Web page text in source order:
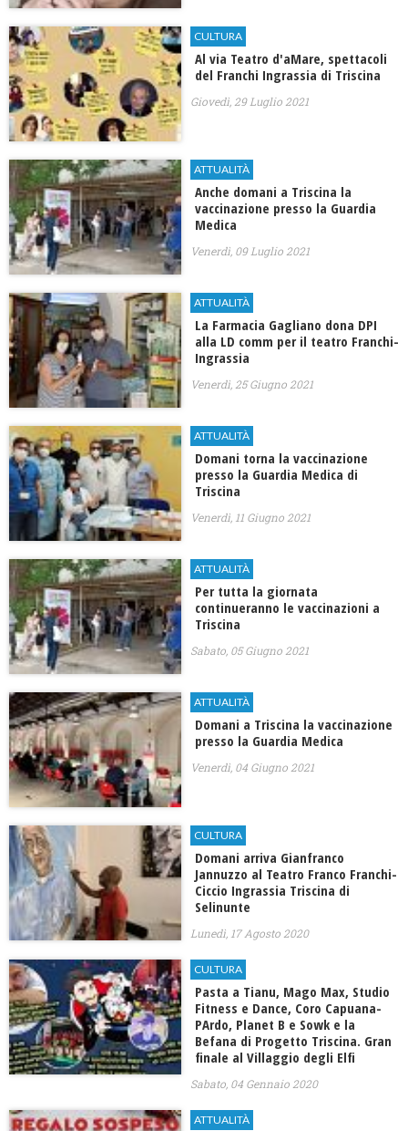
CULTURA
Al via Teatro d'aMare, spettacoli
del Franchi Ingrassia di Triscina
Giovedì, 29 Luglio 2021
ATTUALITÀ
Anche domani a Triscina la
vaccinazione presso la Guardia
Medica
Venerdì, 09 Luglio 2021
ATTUALITÀ
La Farmacia Gagliano dona DPI
alla LD comm per il teatro Franchi-
Ingrassia
Venerdì, 25 Giugno 2021
ATTUALITÀ
Domani torna la vaccinazione
presso la Guardia Medica di
Triscina
Venerdì, 11 Giugno 2021
ATTUALITÀ
Per tutta la giornata
continueranno le vaccinazioni a
Triscina
Sabato, 05 Giugno 2021
ATTUALITÀ
Domani a Triscina la vaccinazione
presso la Guardia Medica
Venerdì, 04 Giugno 2021
CULTURA
Domani arriva Gianfranco
Jannuzzo al Teatro Franco Franchi-
Ciccio Ingrassia Triscina di
Selinunte
Lunedì, 17 Agosto 2020
CULTURA
Pasta a Tianu, Mago Max, Studio
Fitness e Dance, Coro Capuana-
PArdo, Planet B e Sowk e la
Befana di Progetto Triscina. Gran
finale al Villaggio degli Elfi
Sabato, 04 Gennaio 2020
ATTUALITÀ